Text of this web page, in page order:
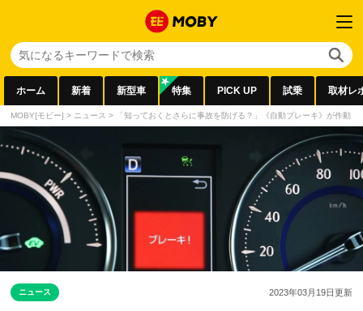
ホーム 新着 新型車 特集 PICK UP 試乗 取材レ
MOBY[モビー] > ニュース > 「知っておくとさらに事故を防げる？」《自動ブレーキ》が作動
ニュース 2023年03月19日更新